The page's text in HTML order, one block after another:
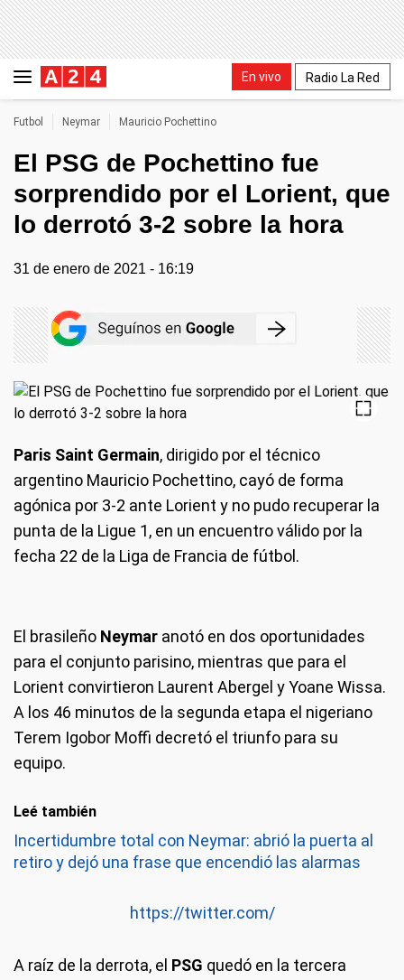
En vivo Radio La Red
Futbol Neymar Mauricio Pochettino
El PSG de Pochettino fue
sorprendido por el Lorient, que
lo derrotó 3-2 sobre la hora
31 de enero de 2021 - 16:19
Paris Saint Germain, dirigido por el técnico
argentino Mauricio Pochettino, cayó de forma
agónica por 3-2 ante Lorient y no pudo recuperar la
punta de la Ligue 1, en un encuentro válido por la
fecha 22 de la Liga de Francia de fútbol.
El brasileño Neymar anotó en dos oportunidades
para el conjunto parisino, mientras que para el
Lorient convirtieron Laurent Abergel y Yoane Wissa.
A los 46 minutos de la segunda etapa el nigeriano
Terem Igobor Moffi decretó el triunfo para su
equipo.
Leé también
Incertidumbre total con Neymar: abrió la puerta al
retiro y dejó una frase que encendió las alarmas
https://twitter.com/
A raíz de la derrota, el PSG quedó en la tercera